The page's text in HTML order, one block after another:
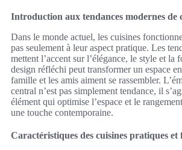
Introduction aux tendances modernes de
Dans le monde actuel, les cuisines
pas seulement à leur aspect pratique. Les
mettent l’accent sur l’élégance, le style et la
design réfléchi peut transformer un espace
famille et les amis aiment se rassembler.
central n’est pas simplement tendance, il
élément qui optimise l’espace et le
une touche contemporaine.
Caractéristiques des cuisines pratiques et